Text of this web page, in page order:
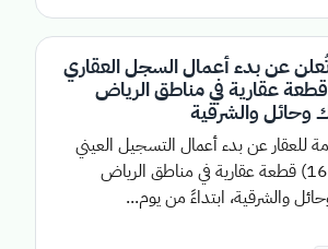
عن بدء أعمال السجل العقاري
(167,352) قطعة عقارية في مناطق الرياض
وحائل والشرقية
للعقار عن بدء أعمال التسجيل العيني
للعقار، لـ (167,352) قطعة عقارية في مناطق الرياض
والشرقية، ابتداءً من يوم...